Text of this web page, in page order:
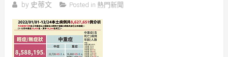
by 史蒂文 Posted in 熱門新聞